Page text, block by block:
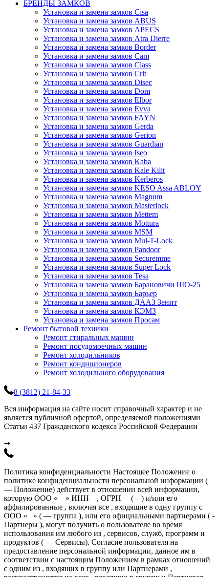
БРЕНДЫ ЗАМКОВ
Установка и замена замков Cisa
Установка и замена замков ABUS
Установка и замена замков APECS
Установка и замена замков Atra Dierre
Установка и замена замков Border
Установка и замена замков Cam
Установка и замена замков Class
Установка и замена замков Crit
Установка и замена замков Disec
Установка и замена замков Dom
Установка и замена замков Elbor
Установка и замена замков Evva
Установка и замена замков FAYN
Установка и замена замков Gerda
Установка и замена замков Gerion
Установка и замена замков Guardian
Установка и замена замков Iseo
Установка и замена замков Kaba
Установка и замена замков Kale Kilit
Установка и замена замков Kerberos
Установка и замена замков KESO Assa ABLOY
Установка и замена замков Magnum
Установка и замена замков Masterlock
Установка и замена замков Mettem
Установка и замена замков Mottura
Установка и замена замков MSM
Установка и замена замков Mul-T-Lock
Установка и замена замков Pandoor
Установка и замена замков Securemme
Установка и замена замков Super Lock
Установка и замена замков Tesa
Установка и замена замков Барановичи ШО-25
Установка и замена замков Барьер
Установка и замена замков ДААЗ Зенит
Установка и замена замков КЭМЗ
Установка и замена замков Просам
Ремонт бытовой техники
Ремонт стиральных машин
Ремонт посудомоечных машин
Ремонт холодильников
Ремонт кондиционеров
Ремонт холодильного оборудования
8 (3812) 21-84-33
Вся информация на сайте носит справочный характер и не
является публичной офертой, определяемой положениями
Статьи 437 Гражданского кодекса Российской Федерации
➞
Политика конфиденциальности Настоящее Положение о
политике конфиденциальности персональной информации (
— Положение) действует в отношении всей информации,
которую ООО « » ИНН , ОГРН ( – ) и/или его
аффилированные , включая все , входящие в одну группу с
ООО « » ( — группа ), или его официальными партнерами ( -
Партнеры ), могут получить о пользователе во время
использования им любого из , сервисов, служб, программ и
продуктов ( — Сервисы). Согласие пользователя на
предоставление персональной информации, данное им в
соответствии с настоящим Положением в рамках отношений
с одним из , входящих в группу или Партнерами ,